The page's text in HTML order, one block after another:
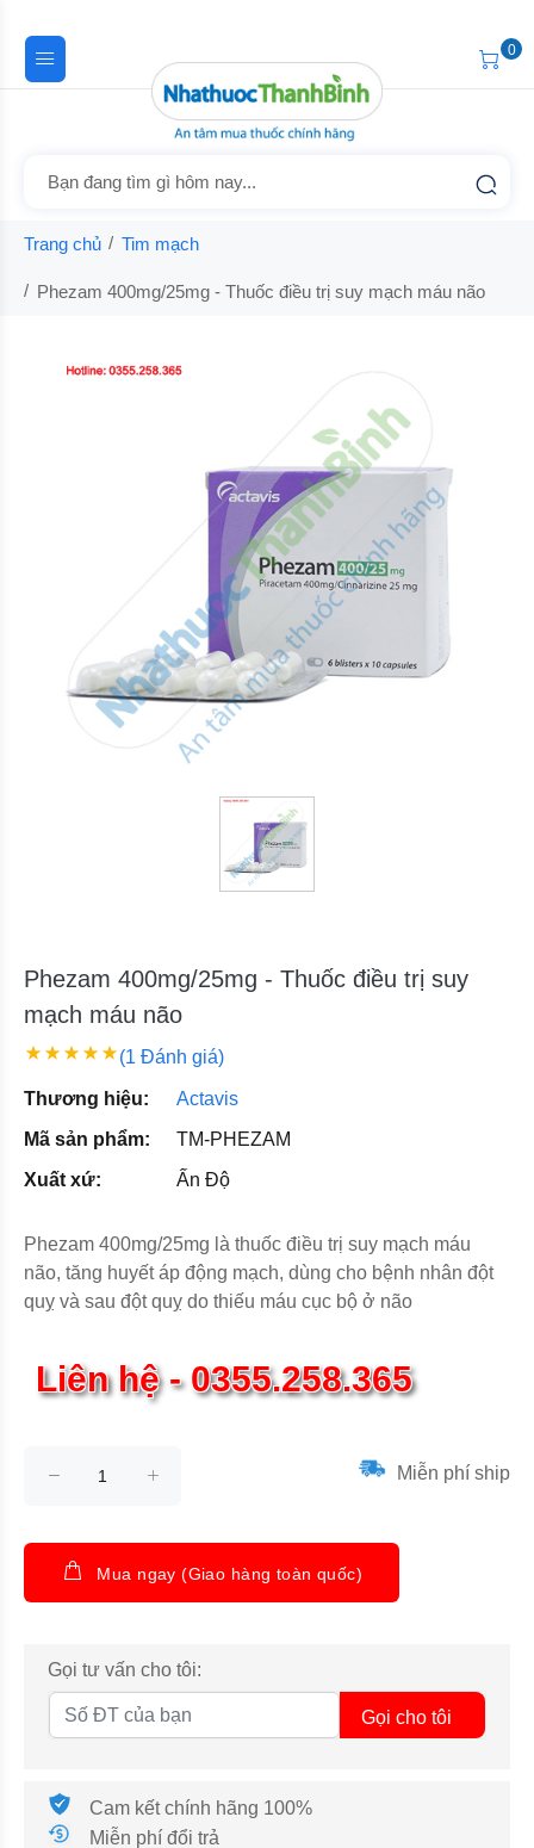
0
Trang chủ Tim mạch
Phezam 400mg/25mg - Thuốc điều trị suy mạch máu não
Phezam 400mg/25mg - Thuốc điều trị suy
mạch máu não
(1 Đánh giá)
Thương hiệu:
Actavis
Mã sản phẩm:
TM-PHEZAM
Xuất xứ:
Ấn Độ
Phezam 400mg/25mg là thuốc điều trị suy mạch máu
não, tăng huyết áp động mạch, dùng cho bệnh nhân đột
quỵ và sau đột quỵ do thiếu máu cục bộ ở não
Liên hệ - 0355.258.365
Miễn phí ship
Mua ngay (Giao hàng toàn quốc)
Gọi tư vấn cho tôi:
Gọi cho tôi
Cam kết chính hãng 100%
Miễn phí đổi trả